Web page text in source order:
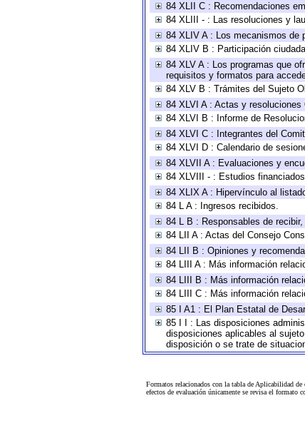
84 XLII C : Recomendaciones
84 XLIII - : Las resoluciones y
84 XLIV A : Los mecanismos de
84 XLIV B : Participación
84 XLV A : Los programas que
requisitos y formatos para
84 XLV B : Trámites del Sujeto
84 XLVI A : Actas y
84 XLVI B : Informe de
84 XLVI C : Integrantes del
84 XLVI D : Calendario de
84 XLVII A : Evaluaciones y
84 XLVIII - : Estudios
84 XLIX A : Hipervínculo al
84 L A : Ingresos recibidos.
84 L B : Responsables de
84 LII A : Actas del Consejo
84 LII B : Opiniones y
84 LIII A : Más información
84 LIII B : Más información
84 LIII C : Más información
85 I A1 : El Plan Estatal de
85 I I : Las disposiciones
disposiciones aplicables al
disposición o se trate de
Formatos relacionados con la tabla de Aplicabilidad
efectos de evaluación únicamente se revisa el